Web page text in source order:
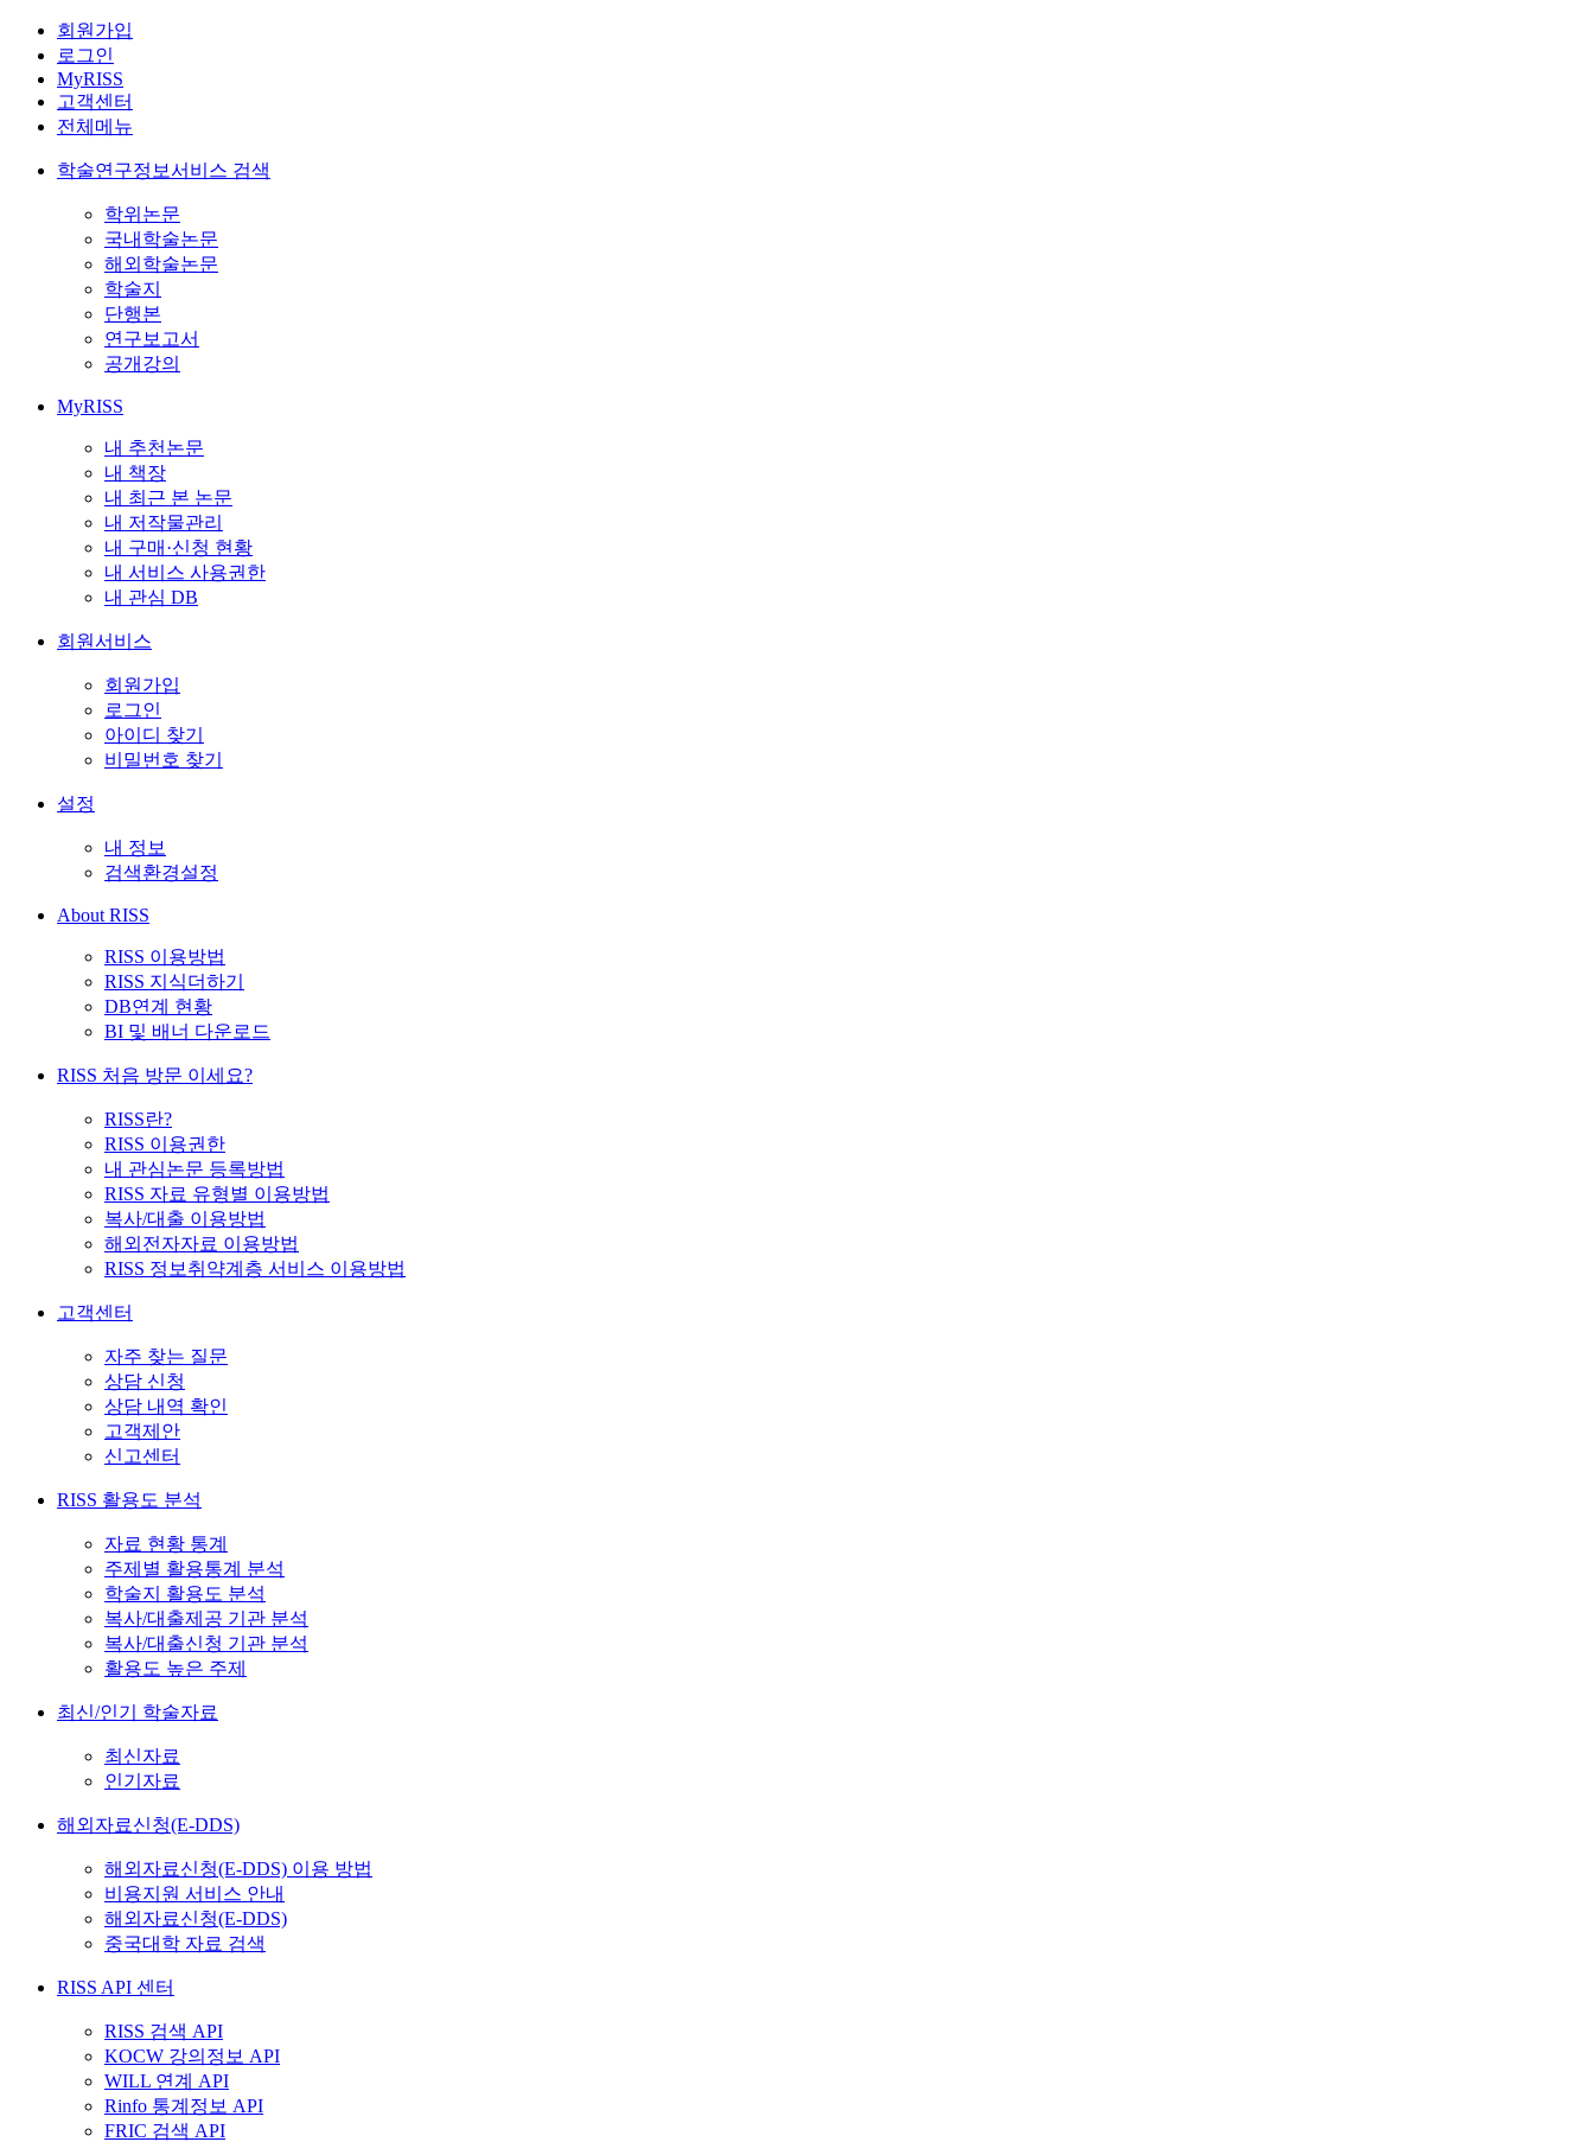
회원가입
로그인
MyRISS
고객센터
전체메뉴
학술연구정보서비스 검색
학위논문
국내학술논문
해외학술논문
학술지
단행본
연구보고서
공개강의
MyRISS
내 추천논문
내 책장
내 최근 본 논문
내 저작물관리
내 구매·신청 현황
내 서비스 사용권한
내 관심 DB
회원서비스
회원가입
로그인
아이디 찾기
비밀번호 찾기
설정
내 정보
검색환경설정
About RISS
RISS 이용방법
RISS 지식더하기
DB연계 현황
BI 및 배너 다운로드
RISS 처음 방문 이세요?
RISS란?
RISS 이용권한
내 관심논문 등록방법
RISS 자료 유형별 이용방법
복사/대출 이용방법
해외전자자료 이용방법
RISS 정보취약계층 서비스 이용방법
고객센터
자주 찾는 질문
상담 신청
상담 내역 확인
고객제안
신고센터
RISS 활용도 분석
자료 현황 통계
주제별 활용통계 분석
학술지 활용도 분석
복사/대출제공 기관 분석
복사/대출신청 기관 분석
활용도 높은 주제
최신/인기 학술자료
최신자료
인기자료
해외자료신청(E-DDS)
해외자료신청(E-DDS) 이용 방법
비용지원 서비스 안내
해외자료신청(E-DDS)
중국대학 자료 검색
RISS API 센터
RISS 검색 API
KOCW 강의정보 API
WILL 연계 API
Rinfo 통계정보 API
FRIC 검색 API